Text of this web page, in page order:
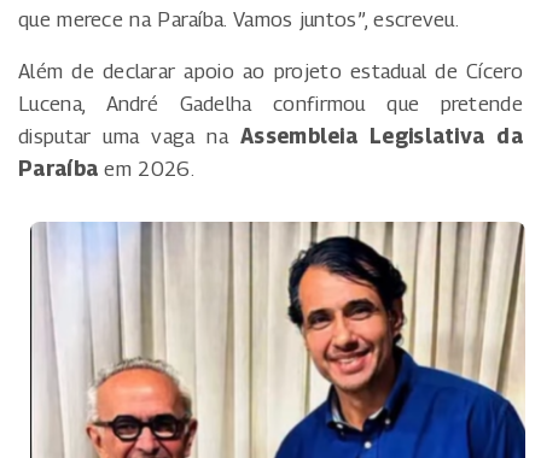
que merece na Paraíba. Vamos juntos”, escreveu.
Além de declarar apoio ao projeto estadual de Cícero
Lucena, André Gadelha confirmou que pretende
disputar uma vaga naAssembleia Legislativa da
Paraíba em 2026.